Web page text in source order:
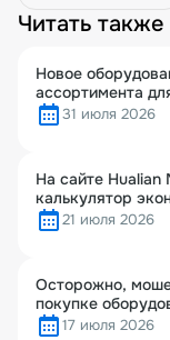
Читать также
Новое
ассортимента
31 июля 2026
На сайте Hualian
калькулятор
21 июля 2026
Осторожно,
покупке
17 июля 2026